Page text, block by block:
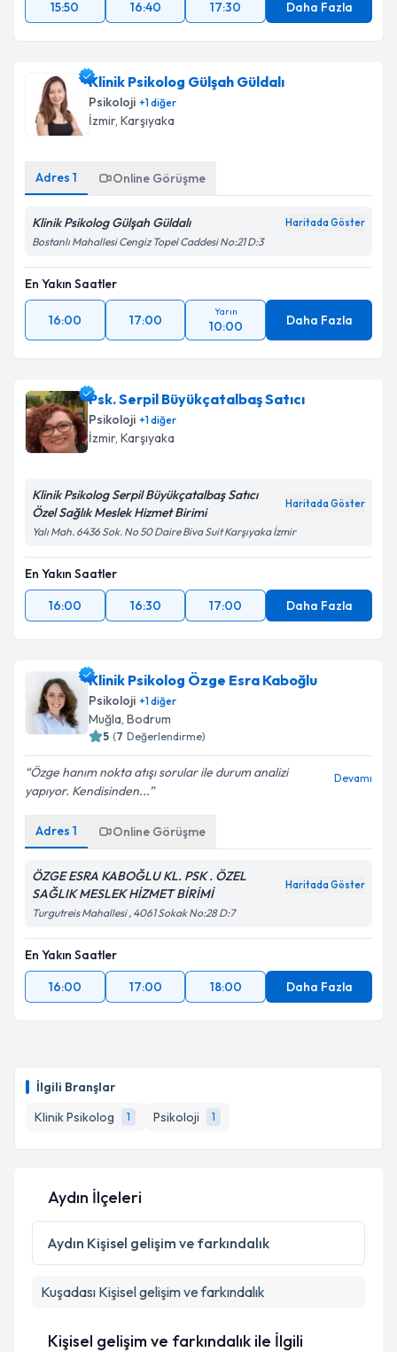
İlgili Branşlar
Klinik Psikolog
1 Psikoloji 1
15:50 16:40 17:30 Daha Fazla
Klinik Psikolog Gülşah Güldalı
Psikoloji +1diğer
İzmir, Karşıyaka
Adres 1 Online Görüşme
Klinik Psikolog Gülşah Güldalı Haritada Göster
Bostanlı Mahallesi Cengiz Topel Caddesi No:21 D:3
En Yakın Saatler
16:00 17:00
Yarın
10:00 Daha Fazla
Psk. Serpil Büyükçatalbaş Satıcı
Psikoloji +1diğer
İzmir, Karşıyaka
Klinik Psikolog Serpil Büyükçatalbaş Satıcı
Özel Sağlık Meslek Hizmet Birimi
Haritada Göster
Yalı Mah. 6436 Sok. No 50 Daire Biva Suit Karşıyaka İzmir
En Yakın Saatler
16:00
16:30 17:00 Daha Fazla
Klinik Psikolog Özge Esra Kaboğlu
Psikoloji +1diğer
Muğla, Bodrum
5 (7 Değerlendirme)
Özge hanım nokta atışı sorular ile durum analizi
yapıyor. Kendisinden...
Devamı
Adres 1 Online Görüşme
ÖZGE ESRA KABOĞLU KL. PSK . ÖZEL
SAĞLIK MESLEK HİZMET BİRİMİ
Haritada Göster
Turgutreis Mahallesi , 4061 Sokak No:28 D:7
En Yakın Saatler
16:00
17:00 18:00 Daha Fazla
Aydın İlçeleri
Aydın Kişisel gelişim ve farkındalık
Kuşadası Kişisel gelişim ve farkındalık
Kişisel gelişim ve farkındalık ile İlgili